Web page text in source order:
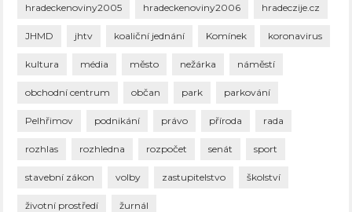
hradeckenoviny2005 hradeckenoviny2006 hradeczije.cz
JHMD jhtv koaliční jednání Komínek koronavirus
kultura média město nežárka náměstí
obchodní centrum občan park parkování
Pelhřimov podnikání právo příroda rada
rozhlas rozhledna rozpočet senát sport
stavební zákon volby zastupitelstvo školství
životní prostředí žurnál